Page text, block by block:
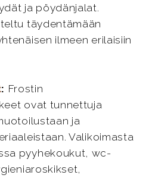
ja pöydänjalat.
täydentämään
ilmeen erilaisiin
: Frostin
ovat tunnettuja
ja
Valikoimasta
pyyhekoukut, wc-